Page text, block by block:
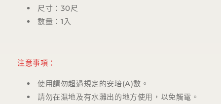
尺寸： 30尺
數量： 1 入
注意事項：
使用請勿超過規定的安培(A)數。
請勿在濕地及有水灘出的地方使用，以免觸電。